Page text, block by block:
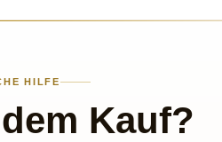
HILFE
Kauf?